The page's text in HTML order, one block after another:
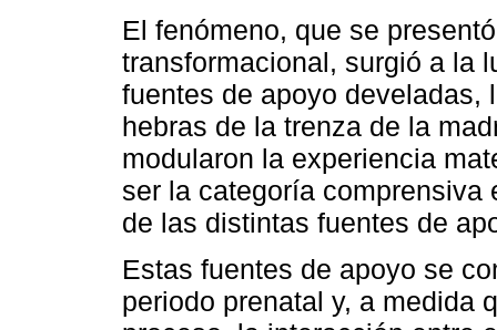
El fenómeno, que se
transformacional, surgió a la
fuentes de apoyo develadas,
hebras de la trenza de la
modularon la experiencia
ser la categoría
de las distintas fuentes de
Estas fuentes de apoyo se
periodo prenatal y, a medida